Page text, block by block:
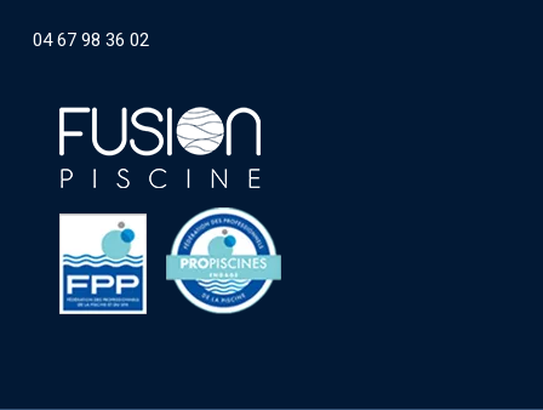
04 67 98 36 02